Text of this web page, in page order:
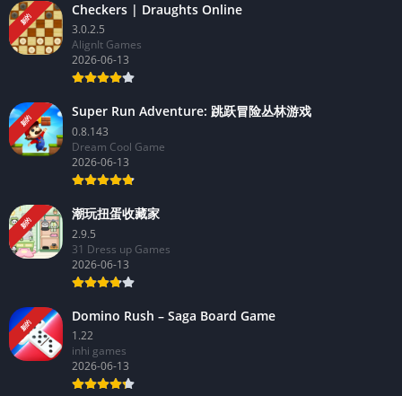
新的
Checkers | Draughts Online
3.0.2.5
AlignIt Games
2026-06-13
新的
Super Run Adventure: 跳跃冒险丛林游戏
0.8.143
Dream Cool Game
2026-06-13
新的
潮玩扭蛋收藏家
2.9.5
31 Dress up Games
2026-06-13
新的
Domino Rush – Saga Board Game
1.22
inhi games
2026-06-13